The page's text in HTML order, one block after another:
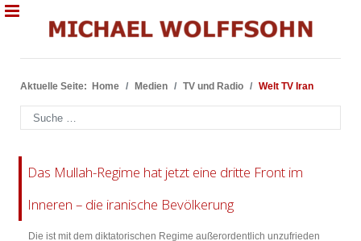
Aktuelle Seite: Home Medien TV und Radio Welt TV Iran
Suchen
Das Mullah-Regime hat jetzt eine dritte Front im
Inneren – die iranische Bevölkerung
Die ist mit dem diktatorischen Regime außerordentlich unzufrieden